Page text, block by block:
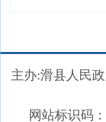
主办:滑县人民
网站标识码